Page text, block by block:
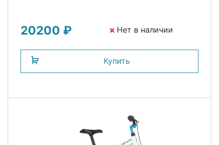
20200 ₽ Нет в наличии
Купить